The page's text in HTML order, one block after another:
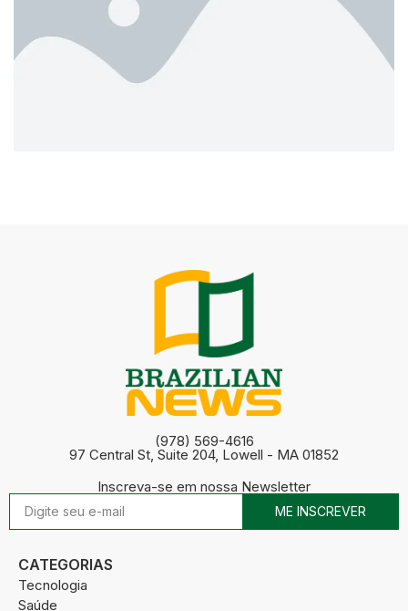
(978) 569-4616
97 Central St, Suite 204, Lowell - MA 01852
Inscreva-se em nossa Newsletter
ME INSCREVER
CATEGORIAS
Tecnologia
Saúde